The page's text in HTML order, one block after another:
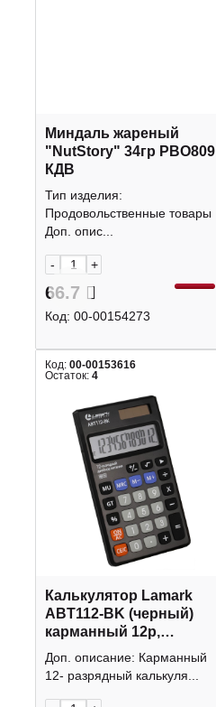
Миндаль жареный
"NutStory" 34гр РВО809
КДВ
Тип изделия:
Продовольственные товары
Доп. опис...
- +
66.7
Код: 00-00154273
Код: 00-00153616
Остаток: 4
Калькулятор Lamark
ABT112-BK (черный)
карманный 12р,
крышка
Доп. описание: Карманный
12- разрядный калькуля...